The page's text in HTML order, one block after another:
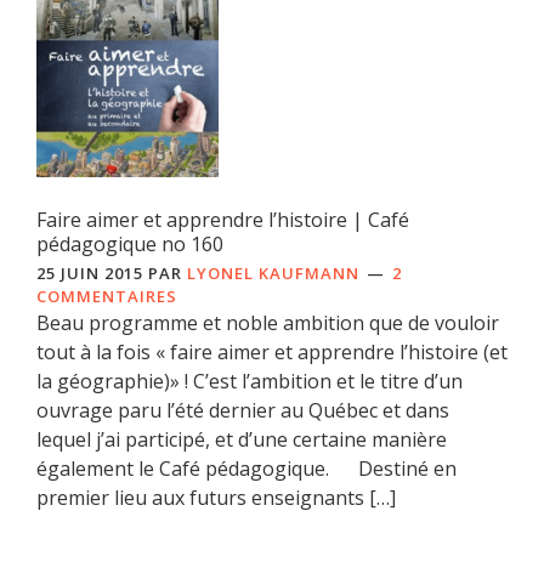
Faire aimer et apprendre l’histoire | Café
pédagogique no 160
25 JUIN 2015 PAR LYONEL KAUFMANN
2
COMMENTAIRES
Beau programme et noble ambition que de vouloir
tout à la fois « faire aimer et apprendre l’histoire (et
la géographie)» ! C’est l’ambition et le titre d’un
ouvrage paru l’été dernier au Québec et dans
lequel j’ai participé, et d’une certaine manière
également le Café pédagogique. Destiné en
premier lieu aux futurs enseignants […]